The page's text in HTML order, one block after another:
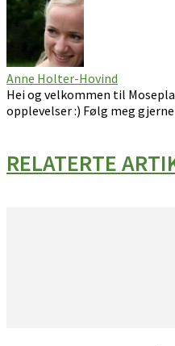
Anne Holter-Hovind
Hei og velkommen til
opplevelser :) Følg meg
RELATERTE